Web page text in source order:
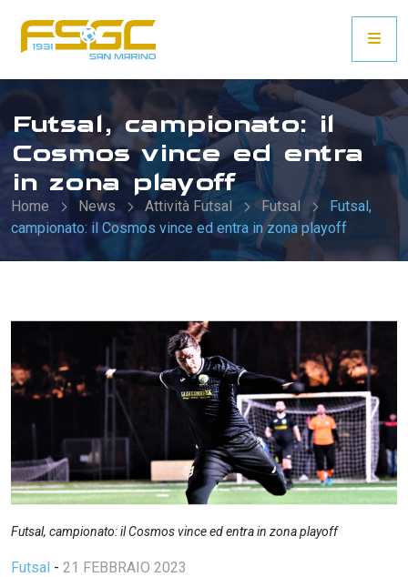
Futsal, campionato: il
Cosmos vince ed entra
in zona playoff
Home News Attività Futsal Futsal
Futsal,
campionato: il Cosmos vince ed entra in zona playoff
Futsal, campionato: il Cosmos vince ed entra in zona playoff
Futsal - 21 FEBBRAIO 2023